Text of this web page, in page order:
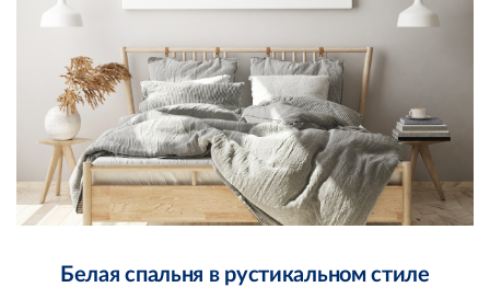
Белая спальня в рустикальном стиле